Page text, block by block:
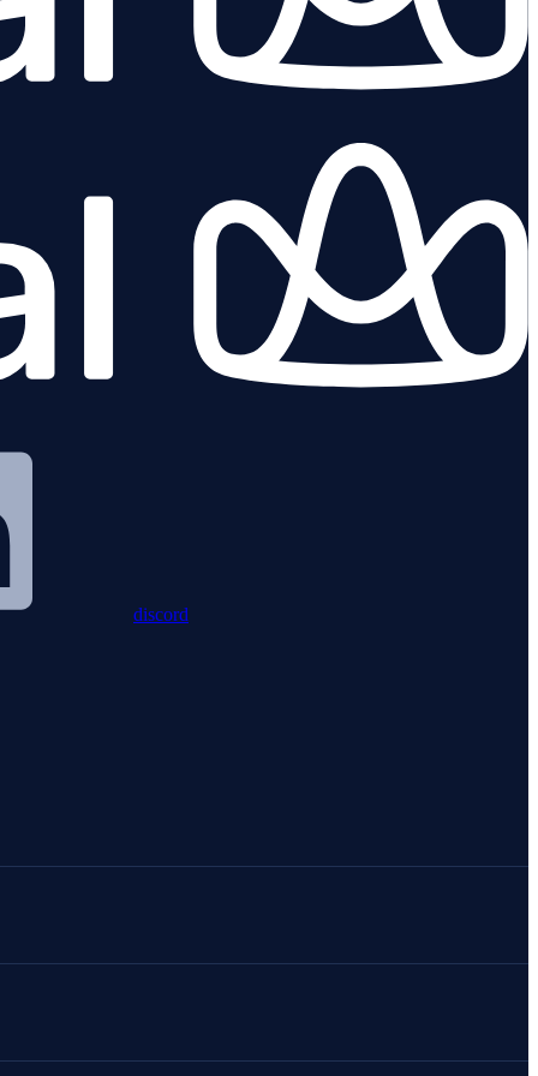
discord